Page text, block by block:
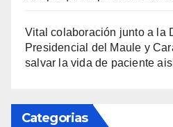
Vital colaboración junto a la
Presidencial del Maule y
salvar la vida de paciente
Categorias